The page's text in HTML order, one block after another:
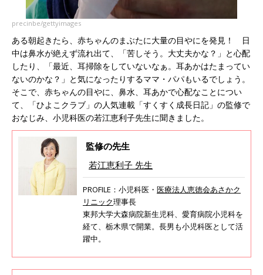
precinbe/gettyimages
ある朝起きたら、赤ちゃんのまぶたに大量の目やにを発見！ 日
中は鼻水が絶えず流れ出て、「苦しそう。大丈夫かな？」と心配
したり、「最近、耳掃除をしていないなぁ。耳あかはたまってい
ないのかな？」と気になったりするママ・パパもいるでしょう。
そこで、赤ちゃんの目やに、鼻水、耳あかで心配なことについ
て、「ひよこクラブ」の人気連載「すくすく成長日記」の監修で
おなじみ、小児科医の若江恵利子先生に聞きました。
監修の先生
若江恵利子 先生
PROFILE：小児科医・ 医療法人恵徳会あさかク
リニック理事長
東邦大学大森病院新生児科、愛育病院小児科を
経て、栃木県で開業。長男も小児科医として活
躍中。